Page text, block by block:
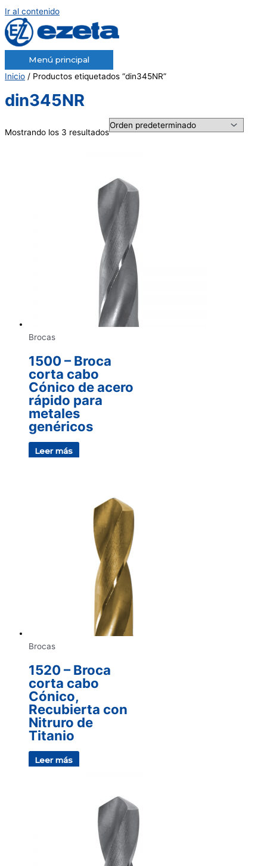
Ir al contenido
Menú principal
Inicio / Productos etiquetados “din345NR”
din345NR
Mostrando los 3 resultados
Brocas
1500 – Broca
corta cabo
Cónico de acero
rápido para
metales
genéricos
Leer más
Brocas
1520 – Broca
corta cabo
Cónico,
Recubierta con
Nitruro de
Titanio
Leer más